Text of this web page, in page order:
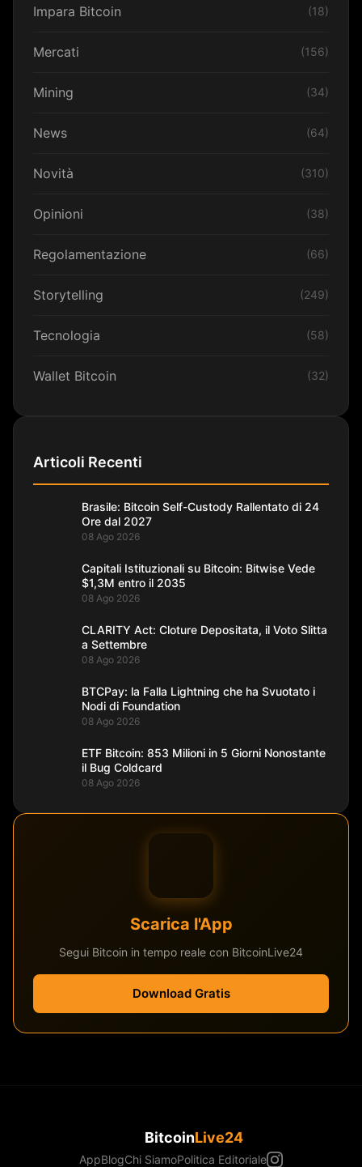
Impara Bitcoin (18)
Mercati (156)
Mining (34)
News (64)
Novità (310)
Opinioni (38)
Regolamentazione (66)
Storytelling (249)
Tecnologia (58)
Wallet Bitcoin (32)
Articoli Recenti
Brasile: Bitcoin Self-Custody Rallentato di 24
Ore dal 2027
08 Ago 2026
Capitali Istituzionali su Bitcoin: Bitwise Vede
$1,3M entro il 2035
08 Ago 2026
CLARITY Act: Cloture Depositata, il Voto Slitta
a Settembre
08 Ago 2026
BTCPay: la Falla Lightning che ha Svuotato i
Nodi di Foundation
08 Ago 2026
ETF Bitcoin: 853 Milioni in 5 Giorni Nonostante
il Bug Coldcard
08 Ago 2026
Scarica l'App
Segui Bitcoin in tempo reale con BitcoinLive24
Download Gratis
BitcoinLive24
AppBlogChi SiamoPolitica Editoriale